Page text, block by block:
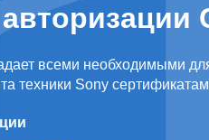
всеми необходимыми
техники Sony